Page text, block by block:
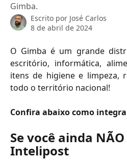
Gimba.
Escrito por José Carlos
8 de abril de 2024
O Gimba é um grande
escritório, informática,
itens de higiene e limpeza,
todo o território nacional!
Confira abaixo como
Se você ainda
Intelipost